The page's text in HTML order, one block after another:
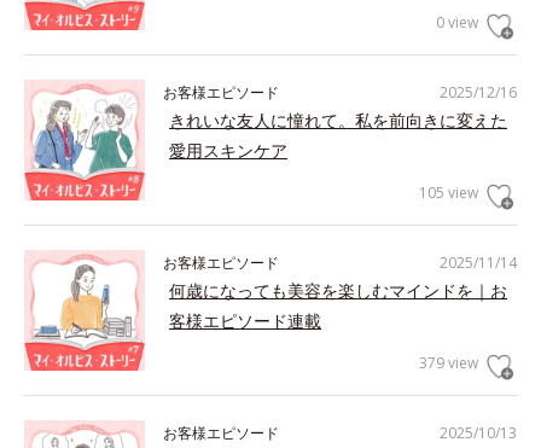
0 view
2025/12/16
お客様エピソード
きれいな友人に憧れて。私を前向きに変えた
愛用スキンケア
105 view
2025/11/14
お客様エピソード
何歳になっても美容を楽しむマインドを｜お
客様エピソード連載
379 view
2025/10/13
お客様エピソード